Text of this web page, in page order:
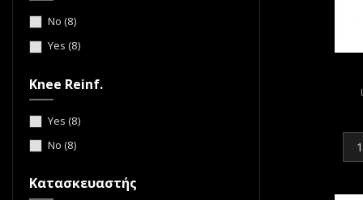
No (8)
Yes (8)
Knee Reinf.
Yes (8)
No (8)
Κατασκευαστής